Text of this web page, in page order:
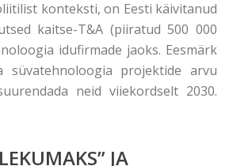
konteksti, on Eesti käivitanud
kaitse-T&A (piiratud 500 000
idufirmade jaoks. Eesmärk
süvatehnoloogia projektide arvu
neid viiekordselt 2030.
JA